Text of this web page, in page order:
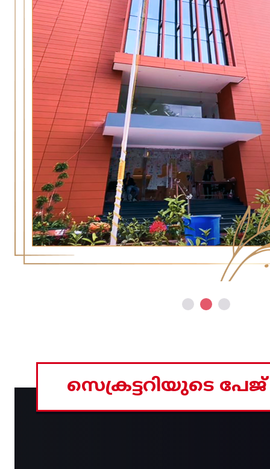
സെക്രട്ടറിയുടെ പേജ്